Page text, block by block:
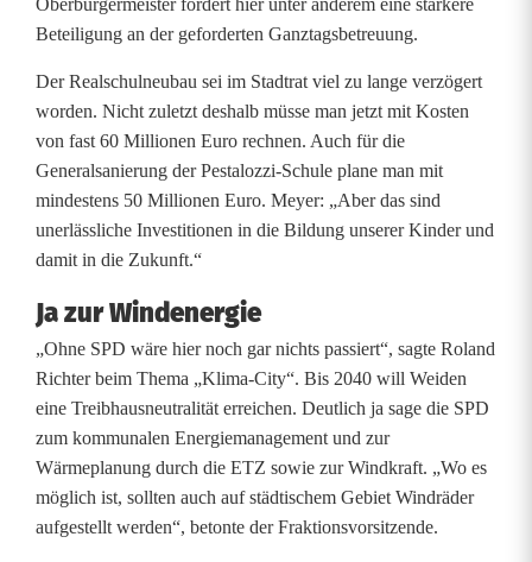
Beteiligung an der geforderten Ganztagsbetreuung.
Der Realschulneubau sei im Stadtrat viel zu lange verzögert
worden. Nicht zuletzt deshalb müsse man jetzt mit Kosten
von fast 60 Millionen Euro rechnen. Auch für die
Generalsanierung der Pestalozzi-Schule plane man mit
mindestens 50 Millionen Euro. Meyer: „Aber das sind
unerlässliche Investitionen in die Bildung unserer Kinder und
damit in die Zukunft.“
Ja zur Windenergie
„Ohne SPD wäre hier noch gar nichts passiert“, sagte Roland
Richter beim Thema „Klima-City“. Bis 2040 will Weiden
eine Treibhausneutralität erreichen. Deutlich ja sage die SPD
zum kommunalen Energiemanagement und zur
Wärmeplanung durch die ETZ sowie zur Windkraft. „Wo es
möglich ist, sollten auch auf städtischem Gebiet Windräder
aufgestellt werden“, betonte der Fraktionsvorsitzende.